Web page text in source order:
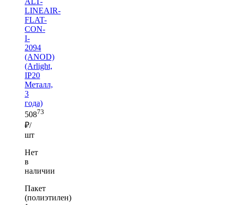
LINEAIR-
FLAT-
CON-
I-
2094
(ANOD)
(Arlight,
IP20
Металл,
3
года)
50873
₽/
шт
Нет
в
наличии
Пакет
(полиэтилен)